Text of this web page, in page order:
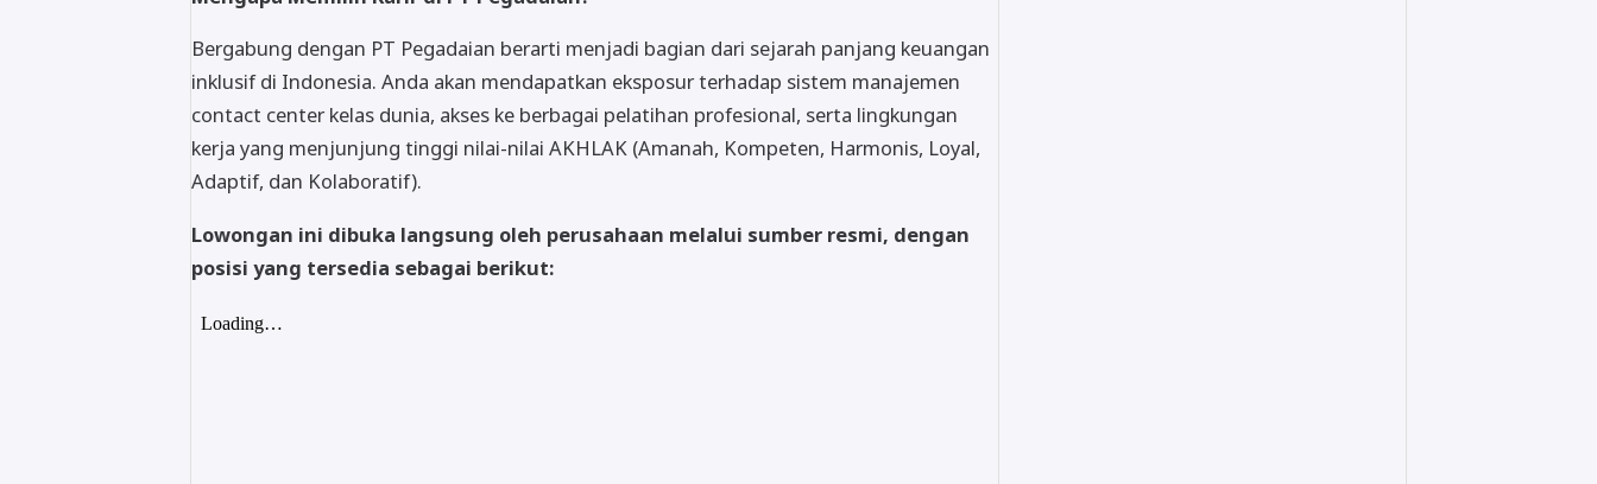
Bergabung dengan PT Pegadaian berarti menjadi bagian dari sejarah panjang keuangan
inklusif di Indonesia. Anda akan mendapatkan eksposur terhadap sistem manajemen
contact center kelas dunia, akses ke berbagai pelatihan profesional, serta lingkungan
kerja yang menjunjung tinggi nilai-nilai AKHLAK (Amanah, Kompeten, Harmonis, Loyal,
Adaptif, dan Kolaboratif).
Lowongan ini dibuka langsung oleh perusahaan melalui sumber resmi, dengan
posisi yang tersedia sebagai berikut: